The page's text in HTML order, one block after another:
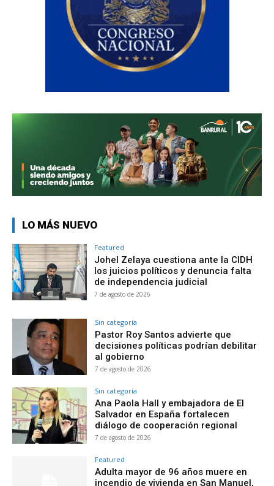
LO MÁS NUEVO
Featured
Johel Zelaya cuestiona ante la CIDH
los juicios políticos y denuncia falta
de independencia judicial
7 de agosto de 2026
Sin categoría
Pastor Roy Santos advierte que
decisiones políticas podrían debilitar
al gobierno
7 de agosto de 2026
Sin categoría
Ana Paola Hall y embajadora de El
Salvador en España fortalecen
diálogo de cooperación regional
7 de agosto de 2026
Featured
Adulta mayor de 96 años muere en
incendio de vivienda en San Manuel,